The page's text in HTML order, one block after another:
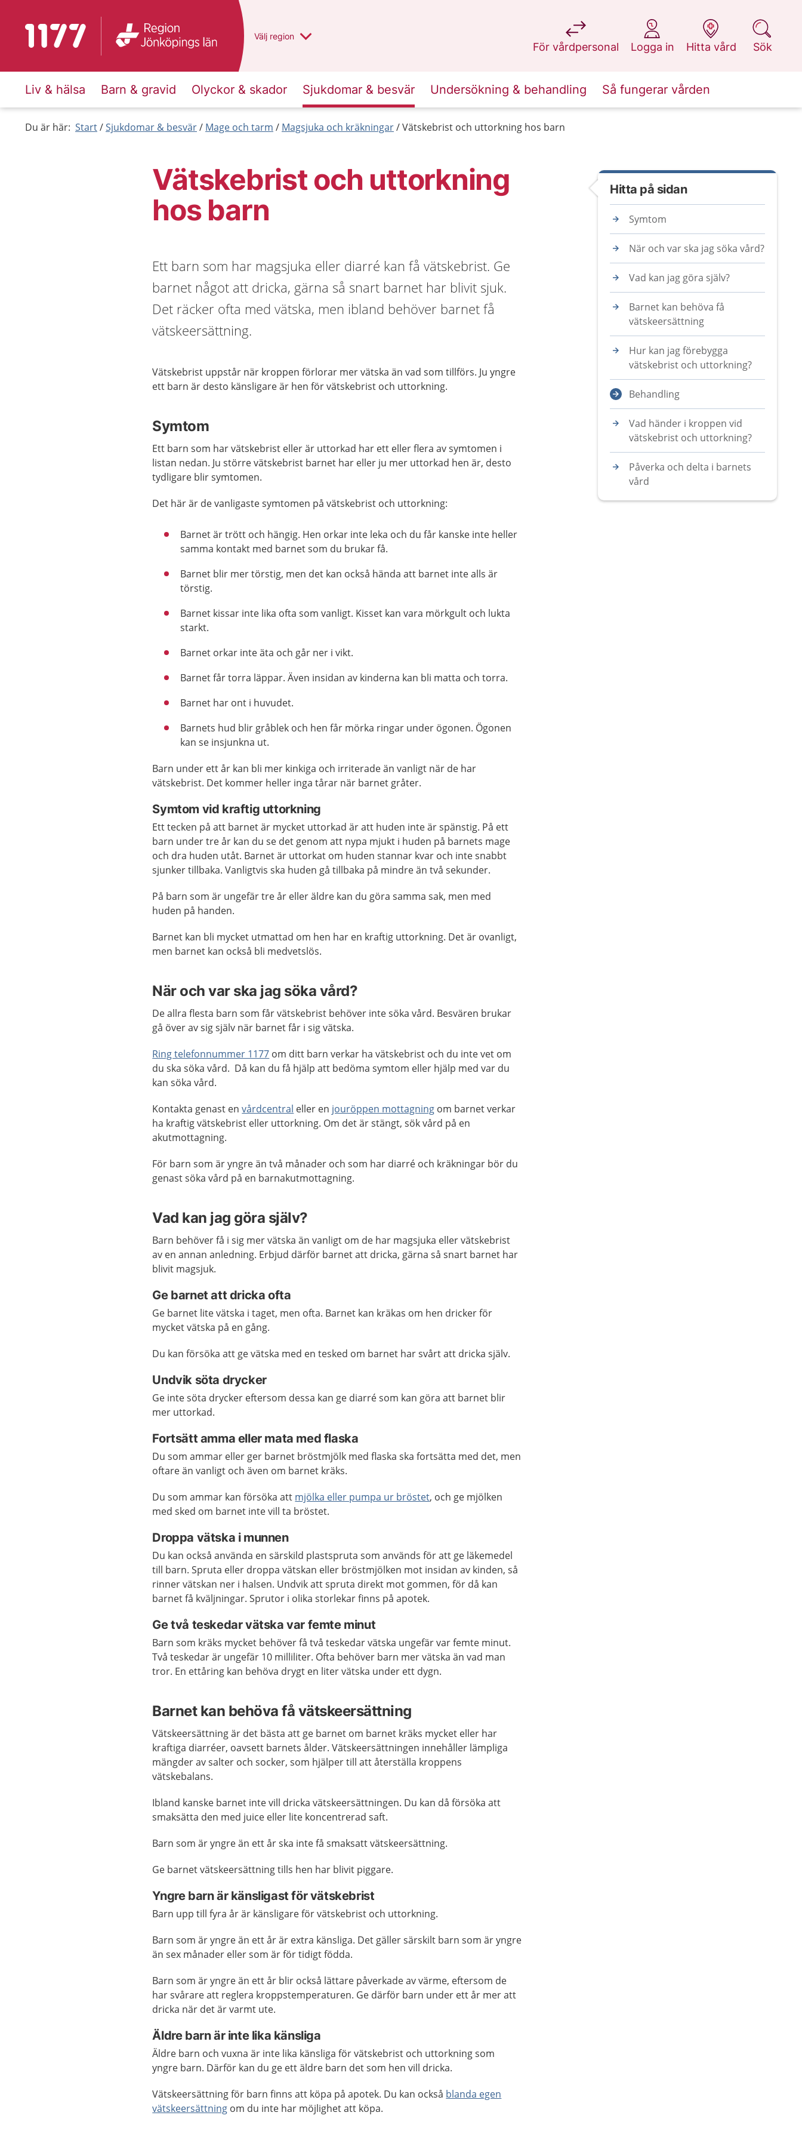
Till startsidan för 1177 Du har valt region
Välj en annan
region
För vårdpersonal
på 1177.se
Logga in
på 1177.se
Hitta vård
på 1177.se
Sök
på 1177.se
Liv & hälsa Barn & gravid Olyckor & skador Sjukdomar & besvär Undersökning & behandling Så fungerar vården
Du är här: Start Sjukdomar & besvär Mage och tarm Magsjuka och kräkningar Vätskebrist och uttorkning hos barn
Vätskebrist och uttorkning
hos barn
Ett barn som har magsjuka eller diarré kan få vätskebrist. Ge
barnet något att dricka, gärna så snart barnet har blivit sjuk.
Det räcker ofta med vätska, men ibland behöver barnet få
vätskeersättning.
Vätskebrist uppstår när kroppen förlorar mer vätska än vad som tillförs. Ju yngre
ett barn är desto känsligare är hen för vätskebrist och uttorkning.
Symtom
Ett barn som har vätskebrist eller är uttorkad har ett eller flera av symtomen i
listan nedan. Ju större vätskebrist barnet har eller ju mer uttorkad hen är, desto
tydligare blir symtomen.
Det här är de vanligaste symtomen på vätskebrist och uttorkning:
Barnet är trött och hängig. Hen orkar inte leka och du får kanske inte heller
samma kontakt med barnet som du brukar få.
Barnet blir mer törstig, men det kan också hända att barnet inte alls är
törstig.
Barnet kissar inte lika ofta som vanligt. Kisset kan vara mörkgult och lukta
starkt.
Barnet orkar inte äta och går ner i vikt.
Barnet får torra läppar. Även insidan av kinderna kan bli matta och torra.
Barnet har ont i huvudet.
Barnets hud blir gråblek och hen får mörka ringar under ögonen. Ögonen
kan se insjunkna ut.
Barn under ett år kan bli mer kinkiga och irriterade än vanligt när de har
vätskebrist. Det kommer heller inga tårar när barnet gråter.
Symtom vid kraftig uttorkning
Ett tecken på att barnet är mycket uttorkad är att huden inte är spänstig. På ett
barn under tre år kan du se det genom att nypa mjukt i huden på barnets mage
och dra huden utåt. Barnet är uttorkat om huden stannar kvar och inte snabbt
sjunker tillbaka. Vanligtvis ska huden gå tillbaka på mindre än två sekunder.
På barn som är ungefär tre år eller äldre kan du göra samma sak, men med
huden på handen.
Barnet kan bli mycket utmattad om hen har en kraftig uttorkning. Det är ovanligt,
men barnet kan också bli medvetslös.
När och var ska jag söka vård?
De allra flesta barn som får vätskebrist behöver inte söka vård. Besvären brukar
gå över av sig själv när barnet får i sig vätska.
Ring telefonnummer 1177 om ditt barn verkar ha vätskebrist och du inte vet om
du ska söka vård. Då kan du få hjälp att bedöma symtom eller hjälp med var du
kan söka vård.
Kontakta genast envårdcentral eller en jouröppen mottagning om barnet verkar
ha kraftig vätskebrist eller uttorkning. Om det är stängt, sök vård på en
akutmottagning.
För barn som är yngre än två månader och som har diarré och kräkningar bör du
genast söka vård på en barnakutmottagning.
Vad kan jag göra själv?
Barn behöver få i sig mer vätska än vanligt om de har magsjuka eller vätskebrist
av en annan anledning. Erbjud därför barnet att dricka, gärna så snart barnet har
blivit magsjuk.
Ge barnet att dricka ofta
Ge barnet lite vätska i taget, men ofta. Barnet kan kräkas om hen dricker för
mycket vätska på en gång.
Du kan försöka att ge vätska med en tesked om barnet har svårt att dricka själv.
Undvik söta drycker
Ge inte söta drycker eftersom dessa kan ge diarré som kan göra att barnet blir
mer uttorkad.
Fortsätt amma eller mata med flaska
Du som ammar eller ger barnet bröstmjölk med flaska ska fortsätta med det, men
oftare än vanligt och även om barnet kräks.
Du som ammar kan försöka att mjölka eller pumpa ur bröstet, och ge mjölken
med sked om barnet inte vill ta bröstet.
Droppa vätska i munnen
Du kan också använda en särskild plastspruta som används för att ge läkemedel
till barn. Spruta eller droppa vätskan eller bröstmjölken mot insidan av kinden, så
rinner vätskan ner i halsen. Undvik att spruta direkt mot gommen, för då kan
barnet få kväljningar. Sprutor i olika storlekar finns på apotek.
Ge två teskedar vätska var femte minut
Barn som kräks mycket behöver få två teskedar vätska ungefär var femte minut.
Två teskedar är ungefär 10 milliliter. Ofta behöver barn mer vätska än vad man
tror. En ettåring kan behöva drygt en liter vätska under ett dygn.
Barnet kan behöva få vätskeersättning
Vätskeersättning är det bästa att ge barnet om barnet kräks mycket eller har
kraftiga diarréer, oavsett barnets ålder. Vätskeersättningen innehåller lämpliga
mängder av salter och socker, som hjälper till att återställa kroppens
vätskebalans.
Ibland kanske barnet inte vill dricka vätskeersättningen. Du kan då försöka att
smaksätta den med juice eller lite koncentrerad saft.
Barn som är yngre än ett år ska inte få smaksatt vätskeersättning.
Ge barnet vätskeersättning tills hen har blivit piggare.
Yngre barn är känsligast för vätskebrist
Barn upp till fyra år är känsligare för vätskebrist och uttorkning.
Barn som är yngre än ett år är extra känsliga. Det gäller särskilt barn som är yngre
än sex månader eller som är för tidigt födda.
Barn som är yngre än ett år blir också lättare påverkade av värme, eftersom de
har svårare att reglera kroppstemperaturen. Ge därför barn under ett år mer att
dricka när det är varmt ute.
Äldre barn är inte lika känsliga
Äldre barn och vuxna är inte lika känsliga för vätskebrist och uttorkning som
yngre barn. Därför kan du ge ett äldre barn det som hen vill dricka.
Vätskeersättning för barn finns att köpa på apotek. Du kan också blanda egen
vätskeersättning om du inte har möjlighet att köpa.
Hitta på sidan
Symtom
När och var ska jag söka vård?
Vad kan jag göra själv?
Barnet kan behöva få
vätskeersättning
Hur kan jag förebygga
vätskebrist och uttorkning?
Behandling
Vad händer i kroppen vid
vätskebrist och uttorkning?
Påverka och delta i barnets
vård